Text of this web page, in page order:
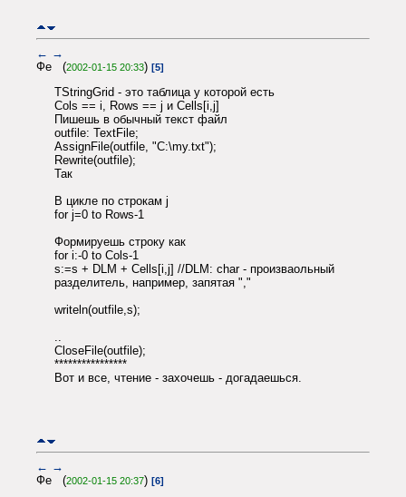
← →
Фе (2002-01-15 20:33) [5]
TStringGrid - это таблица у которой есть
Cols == i, Rows == j и Cells[i,j]
Пишешь в обычный текст файл
outfile: TextFile;
AssignFile(outfile, "C:\my.txt");
Rewrite(outfile);
Так
В цикле по строкам j
for j=0 to Rows-1
Формируешь строку как
for i:-0 to Cols-1
s:=s + DLM + Cells[i,j] //DLM: char - произваольный
разделитель, например, запятая ","
writeln(outfile,s);
..
CloseFile(outfile);
****************
Вот и все, чтение - захочешь - догадаешься.
← →
Фе (2002-01-15 20:37) [6]